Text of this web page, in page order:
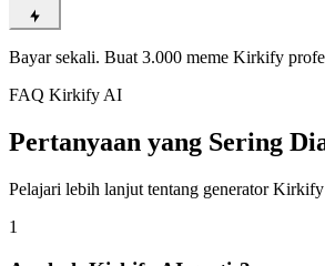
Bayar sekali. Buat 3.000 meme Kirkify
FAQ Kirkify AI
Pertanyaan yang Sering
Pelajari lebih lanjut tentang generator
1